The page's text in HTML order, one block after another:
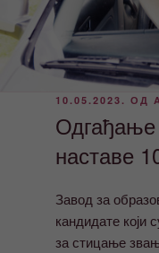
ОБЈАВЉЕНО
10.05.2023. ОД
наставе
Завод за
кандидате који
за стицање